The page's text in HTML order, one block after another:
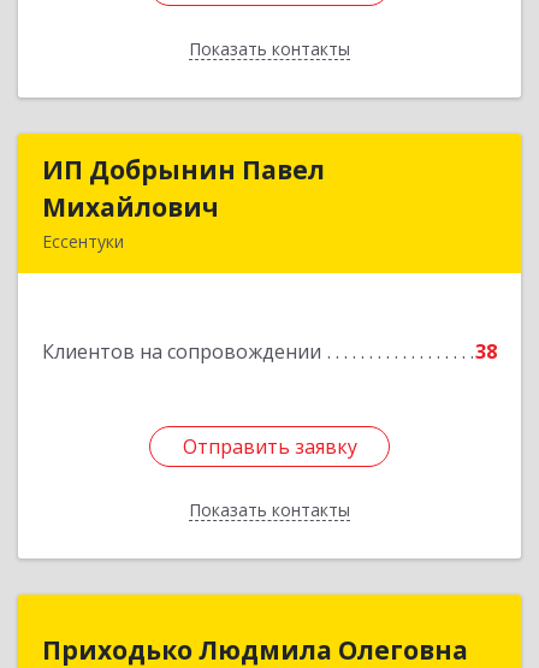
Показать контакты
Назад
ИП Добрынин Павел
Михайлович
Ессентуки
Клиентов на сопровождении 38
Отправить заявку
Показать контакты
ИП Добрынин Павел
Отправить заявку
Назад
Приходько Людмила Олеговна